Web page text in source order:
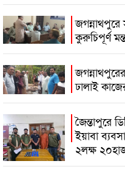
জগন্নাথপুরে
কুরুচিপূর্ণ
ঢালাই
জৈন্তাপুরে
ইয়াবা
২লক্ষ